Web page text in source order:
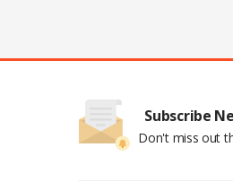
Subscribe
Don't miss out